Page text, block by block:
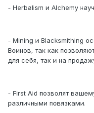
- Herbalism и Alchemy
- Mining и Blacksmithing
Воинов, так как
для себя, так и на
- First Aid позволят
различными повязками.